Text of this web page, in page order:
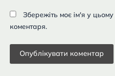
Збережіть моє ім'я у
коментаря.